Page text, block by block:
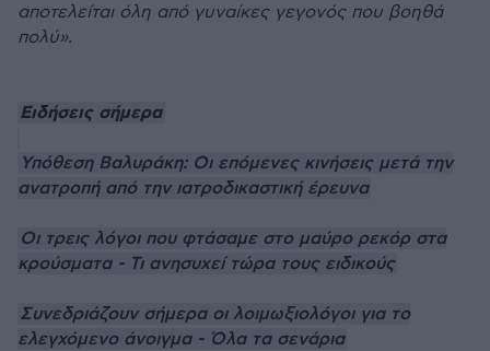
αποτελείται όλη από γυναίκες γεγονός που βοηθά
πολύ».
Ειδήσεις σήμερα
Υπόθεση Βαλυράκη: Οι επόμενες κινήσεις μετά την
ανατροπή από την ιατροδικαστική έρευνα
Οι τρεις λόγοι που φτάσαμε στο μαύρο ρεκόρ στα
κρούσματα - Τι ανησυχεί τώρα τους ειδικούς
Συνεδριάζουν σήμερα οι λοιμωξιολόγοι για το
ελεγχόμενο άνοιγμα - Όλα τα σενάρια